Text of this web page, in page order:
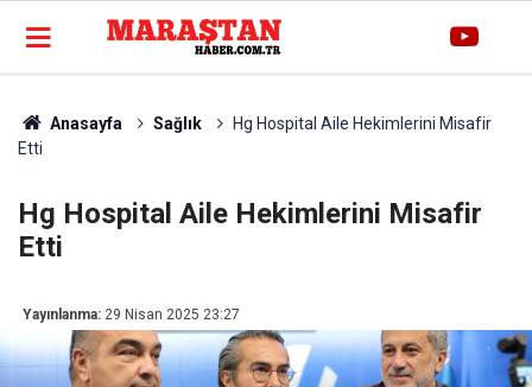
Anasayfa Sağlık
Hg Hospital Aile Hekimlerini Misafir
Etti
Hg Hospital Aile Hekimlerini Misafir
Etti
Yayınlanma: 29 Nisan 2025 23:27